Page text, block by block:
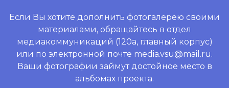
Если Вы хотите дополнить фотогалерею своими
материалами, обращайтесь в отдел
медиакоммуникаций (120а, главный корпус)
или по электронной почте media.vsu@mail.ru.
Ваши фотографии займут достойное место в
альбомах проекта.